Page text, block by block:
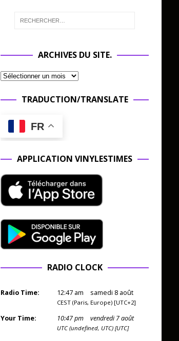
ARCHIVES DU SITE.
TRADUCTION/TRANSLATE
FR
APPLICATION VINYLESTIMES
RADIO CLOCK
Radio Time: 12:47 am samedi 8 août
CEST (Paris, Europe) [UTC+2]
Your Time: 10:47pm vendredi 7 août
UTC (undefined, UTC) [UTC]